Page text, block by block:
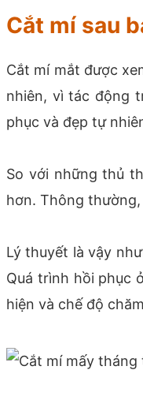
Cắt mí sau
Cắt mí mắt được
nhiên, vì tác động
phục và đẹp tự
So với những thủ
hơn. Thông
Lý thuyết là vậy
Quá trình hồi phục
hiện và chế độ